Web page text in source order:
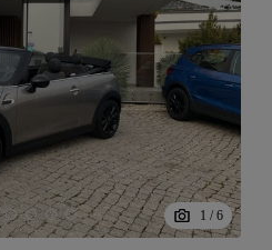
1 / 6